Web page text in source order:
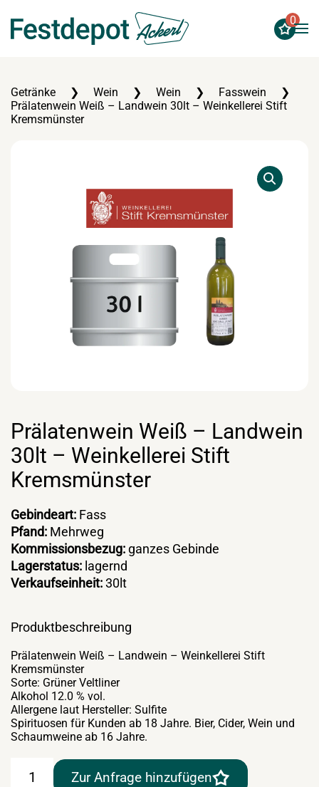
Zum Hauptinhalt springen
0
Getränke Wein Wein
Fasswein
Prälatenwein Weiß – Landwein 30lt – Weinkellerei Stift
Kremsmünster
Prälatenwein Weiß – Landwein
30lt – Weinkellerei Stift
Kremsmünster
Gebindeart: Fass
Pfand: Mehrweg
Kommissionsbezug: ganzes Gebinde
Lagerstatus: lagernd
Verkaufseinheit:30lt
Produktbeschreibung
Prälatenwein Weiß – Landwein – Weinkellerei Stift
Kremsmünster
Sorte: Grüner Veltliner
Alkohol 12.0 % vol.
Allergene laut Hersteller: Sulfite
Spirituosen für Kunden ab 18 Jahre. Bier, Cider, Wein und
Schaumweine ab 16 Jahre.
Prälatenwein
Weiß
Zur Anfrage hinzufügen